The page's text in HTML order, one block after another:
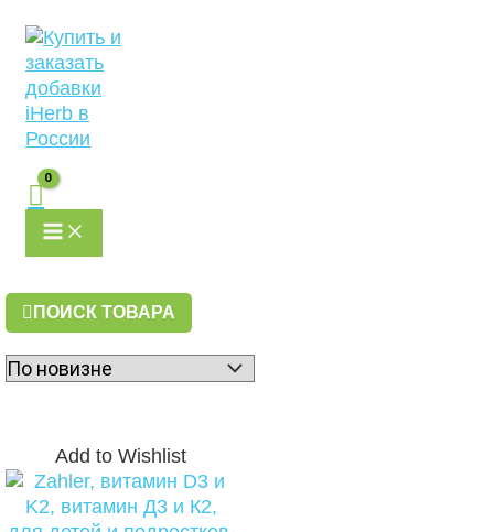
содержимому
MENU
ПОИСК ТОВАРА
Add to Wishlist